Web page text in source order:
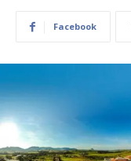
Facebook